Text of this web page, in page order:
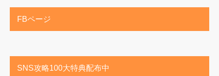
FBページ
SNS攻略100大特典配布中